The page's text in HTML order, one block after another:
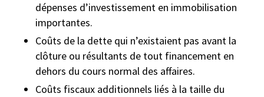
dépenses d’investissement en immobilisation
importantes.
Coûts de la dette qui n’existaient pas avant la
clôture ou résultants de tout financement en
dehors du cours normal des affaires.
Coûts fiscaux additionnels liés à la taille du